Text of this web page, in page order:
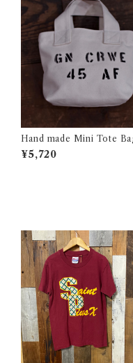
Hand made Mini Tote
ンドメイド ミニ トート バッ
¥5,720